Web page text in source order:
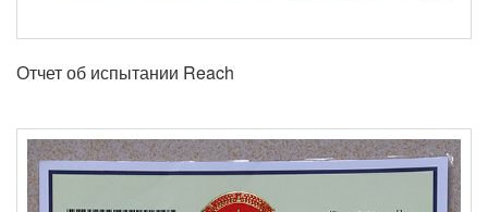
Отчет об испытании Reach